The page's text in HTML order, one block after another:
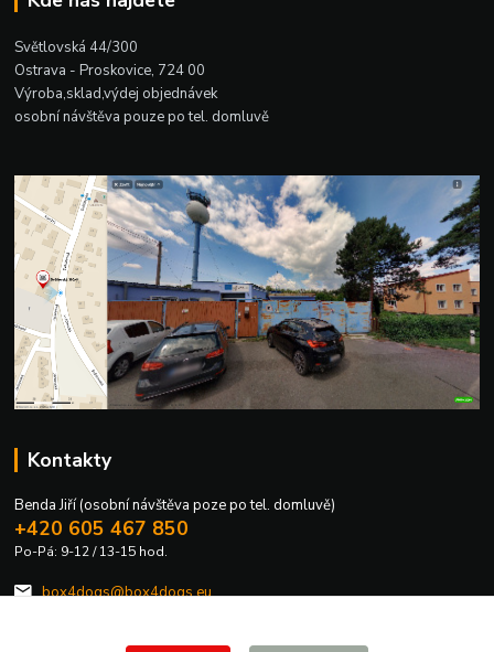
Světlovská 44/300
Ostrava - Proskovice, 724 00
Výroba,sklad,výdej objednávek
osobní návštěva pouze po tel. domluvě
Kontakty
Benda Jiří (osobní návštěva poze po tel. domluvě)
+420 605 467 850
Po-Pá: 9-12 / 13-15 hod.
box4dogs@box4dogs.eu